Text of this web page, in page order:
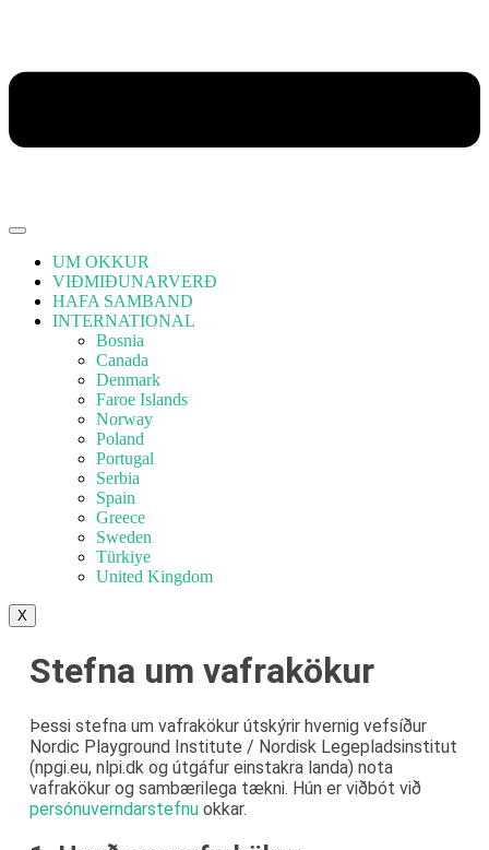
UM OKKUR
VIÐMIÐUNARVERÐ
HAFA SAMBAND
INTERNATIONAL
Bosnia
Canada
Denmark
Faroe Islands
Norway
Poland
Portugal
Serbia
Spain
Greece
Sweden
Türkiye
United Kingdom
X
Stefna um vafrakökur
Þessi stefna um vafrakökur útskýrir hvernig vefsíður
Nordic Playground Institute / Nordisk Legepladsinstitut
(npgi.eu, nlpi.dk og útgáfur einstakra landa) nota
vafrakökur og sambærilega tækni. Hún er viðbót við
persónuverndarstefnu okkar.